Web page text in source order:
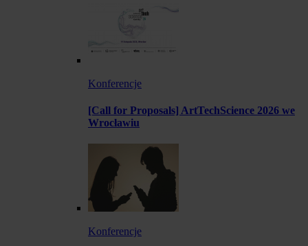
Konferencje
[Call for Proposals] ArtTechScience 2026 we
Wrocławiu
Konferencje